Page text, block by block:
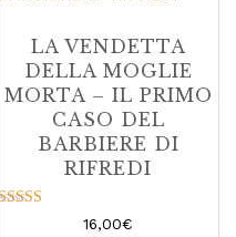
LA VENDETTA
DELLA MOGLIE
MORTA – IL PRIMO
CASO DEL
BARBIERE DI
RIFREDI
16,00€